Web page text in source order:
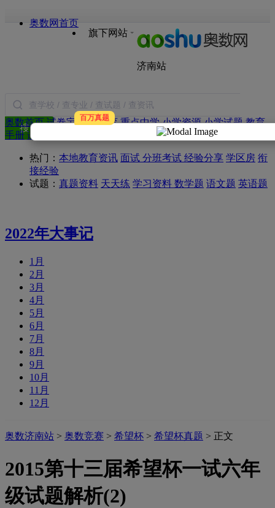
奥数网首页
旗下网站
济南站
搜索
奥数首页 试卷宝 百万真题
本地教育 重点中学 小学资源 小学试题 教育
手册 语文 论坛 图书
热门： 本地教育资讯 面试 分班考试 经验分享 学区房 衔
接经验
试题： 真题资料 天天练 学习资料 数学题 语文题 英语题
2022年大事记
1月
2月
3月
4月
5月
6月
7月
8月
9月
10月
11月
12月
奥数济南站 > 奥数竞赛 > 希望杯 > 希望杯真题 > 正文
2015第十三届希望杯一试六年
级试题解析(2)